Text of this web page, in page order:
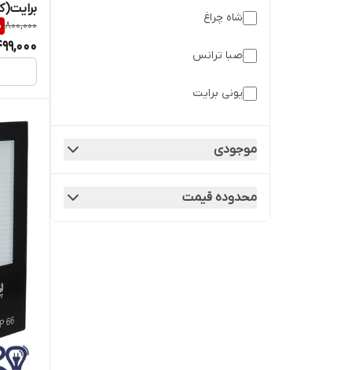
شاه چراغ
صبا ترانس
یونی برایت
موجودی
محدوده قیمت
800,000